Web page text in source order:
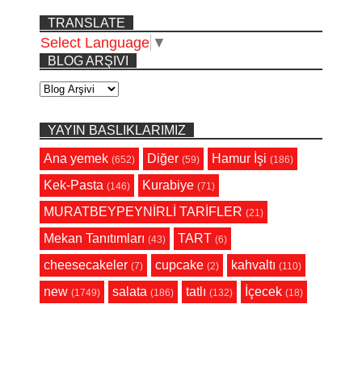
TRANSLATE
Select Language ▼
BLOG ARŞIVI
YAYIN BASLIKLARIMIZ
Ana yemek (652) Diğer (59) Hamur İşi (186)
Kek-Pasta (146) Kurabiye (71)
MURATBEYPEYNİRLİ TARİFLER (21)
Mekan Tanıtımları (43) TART (6)
cheesecakeler (7) cupcake (2) kahvaltı (110)
new (1749) salata (186) tatlı (132) İçecek (18)